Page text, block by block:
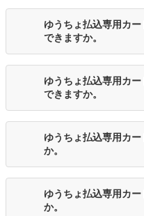
ゆうちょ払込専用カ
できますか。
ゆうちょ払込専用カ
できますか。
ゆうちょ払込専用カ
か。
ゆうちょ払込専用カ
か。